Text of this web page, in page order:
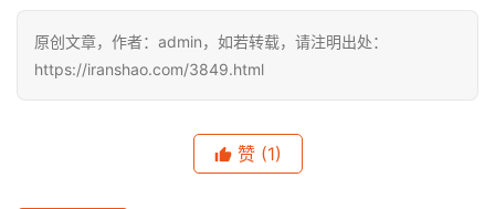
原创文章，作者：admin，如若转载，请注明出处：
https://iranshao.com/3849.html
赞 (1)